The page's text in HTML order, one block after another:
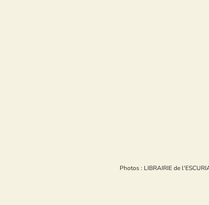
Photos : LIBRAIRIE de